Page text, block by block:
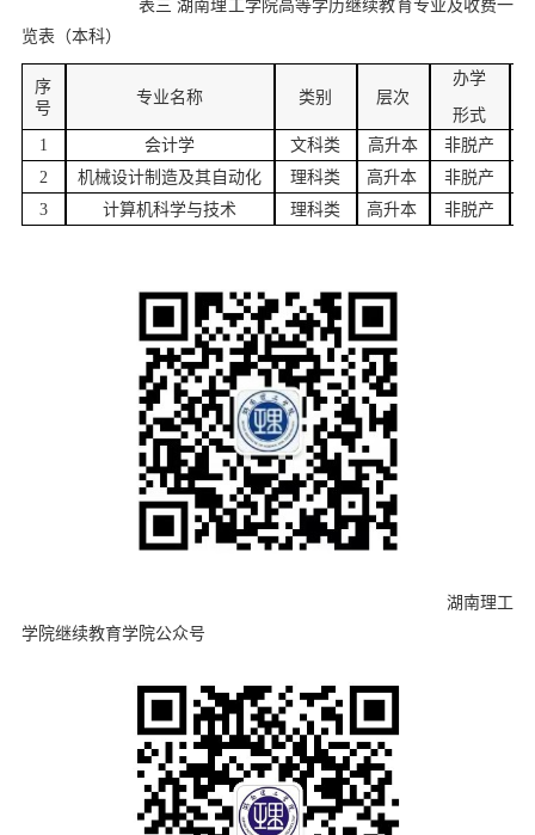
表三 湖南理工学院高等学历继续教育专业及收费一
览表（本科）
序
号
专业名称 类别 层次
办学
形式
1 会计学 文科类 高升本
非脱产
2
机械设计制造及其自动化 理科类 高升本
非脱产
3
计算机科学与技术 理科类 高升本 非脱产
湖南理工
学院继续教育学院公众号